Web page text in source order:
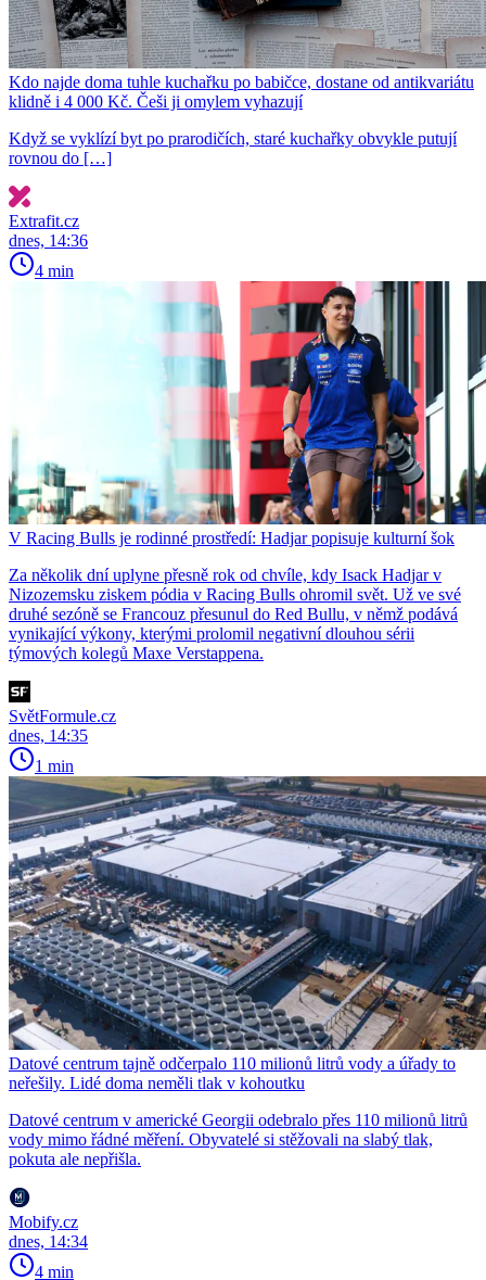
Kdo najde doma tuhle kuchařku po babičce, dostane od antikvariátu
klidně i 4 000 Kč. Češi ji omylem vyhazují
Když se vyklízí byt po prarodičích, staré kuchařky obvykle putují
rovnou do […]
Extrafit.cz
dnes, 14:36
4 min
V Racing Bulls je rodinné prostředí: Hadjar popisuje kulturní šok
Za několik dní uplyne přesně rok od chvíle, kdy Isack Hadjar v
Nizozemsku ziskem pódia v Racing Bulls ohromil svět. Už ve své
druhé sezóně se Francouz přesunul do Red Bullu, v němž podává
vynikající výkony, kterými prolomil negativní dlouhou sérii
týmových kolegů Maxe Verstappena.
SvětFormule.cz
dnes, 14:35
1 min
Datové centrum tajně odčerpalo 110 milionů litrů vody a úřady to
neřešily. Lidé doma neměli tlak v kohoutku
Datové centrum v americké Georgii odebralo přes 110 milionů litrů
vody mimo řádné měření. Obyvatelé si stěžovali na slabý tlak,
pokuta ale nepřišla.
Mobify.cz
dnes, 14:34
4 min